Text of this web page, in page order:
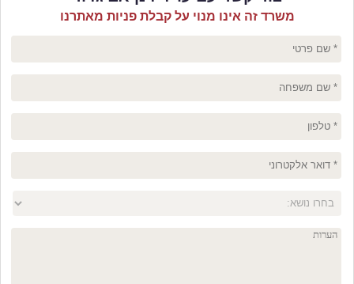
משרד זה אינו מנוי על קבלת פניות מאתרנו